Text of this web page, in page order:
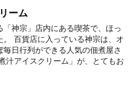
ーム
「神宗」店内にある喫茶で、ほっ
。 百貨店に入っている神宗は、オ
毎日行列ができる人気の佃煮屋さ
汁アイスクリーム」が、とてもお